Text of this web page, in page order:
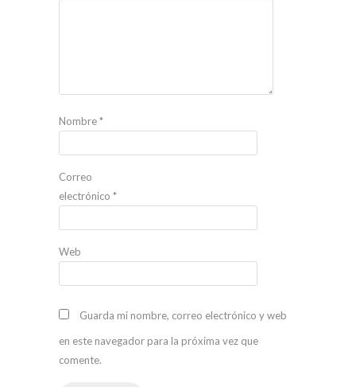
Nombre*
Correo
electrónico *
Web
Guarda mi nombre, correo electrónico y web
en este navegador para la próxima vez que
comente.